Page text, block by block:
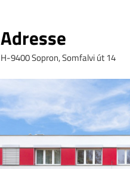
Adresse
H-9400 Sopron, Somfalvi út 14